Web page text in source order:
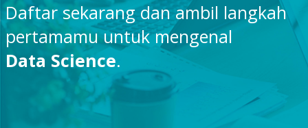
Daftar sekarang dan ambil langkah
pertamamu untuk mengenal
Data Science.